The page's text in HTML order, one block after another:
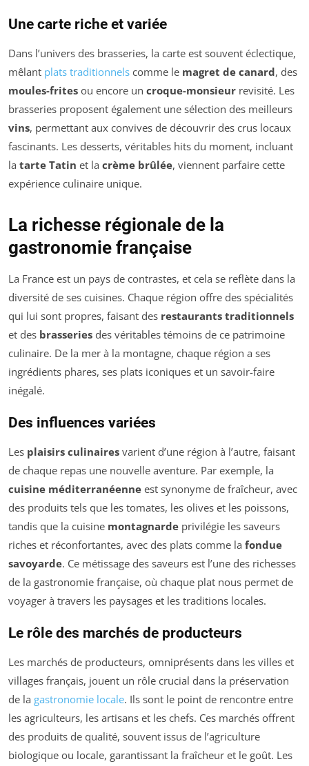
Une carte riche et variée
Dans l’univers des brasseries, la carte est souvent éclectique,
mêlant plats traditionnels comme le magret de canard, des
moules-frites ou encore un croque-monsieur revisité. Les
brasseries proposent également une sélection des meilleurs
vins, permettant aux convives de découvrir des crus locaux
fascinants. Les desserts, véritables hits du moment, incluant
la tarte Tatin et la crème brûlée, viennent parfaire cette
expérience culinaire unique.
La richesse régionale de la
gastronomie française
La France est un pays de contrastes, et cela se reflète dans la
diversité de ses cuisines. Chaque région offre des spécialités
qui lui sont propres, faisant des restaurants traditionnels
et des brasseries des véritables témoins de ce patrimoine
culinaire. De la mer à la montagne, chaque région a ses
ingrédients phares, ses plats iconiques et un savoir-faire
inégalé.
Des influences variées
Les plaisirs culinaires varient d’une région à l’autre, faisant
de chaque repas une nouvelle aventure. Par exemple, la
cuisine méditerranéenne est synonyme de fraîcheur, avec
des produits tels que les tomates, les olives et les poissons,
tandis que la cuisine montagnarde privilégie les saveurs
riches et réconfortantes, avec des plats comme la fondue
savoyarde. Ce métissage des saveurs est l’une des richesses
de la gastronomie française, où chaque plat nous permet de
voyager à travers les paysages et les traditions locales.
Le rôle des marchés de producteurs
Les marchés de producteurs, omniprésents dans les villes et
villages français, jouent un rôle crucial dans la préservation
de la gastronomie locale. Ils sont le point de rencontre entre
les agriculteurs, les artisans et les chefs. Ces marchés offrent
des produits de qualité, souvent issus de l’agriculture
biologique ou locale, garantissant la fraîcheur et le goût. Les